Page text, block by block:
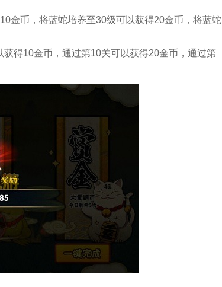
金币，将蓝蛇培养至30级可以获得20金币，将蓝蛇
得10金币，通过第10关可以获得20金币，通过第